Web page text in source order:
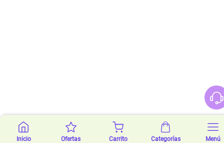
Inicio Ofertas Carrito Categorías Menú